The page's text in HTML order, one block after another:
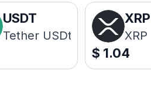
USDT
Tether USDt
XRP
XRP
$ 1.04